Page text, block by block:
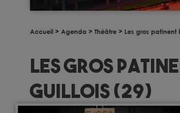
Accueil > Agenda > Théâtre > Les gros patinent
Les gros
Guillois (29)